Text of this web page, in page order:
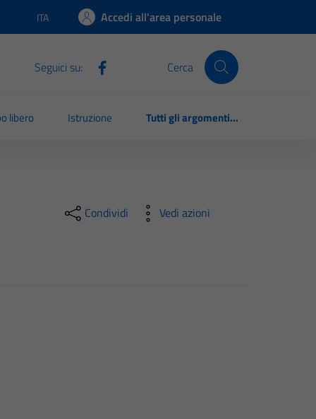
Lingua attiva:
ITA Accedi all'area personale
Seguici su: Cerca
libero Istruzione Tutti gli argomenti...
Condividi Vedi azioni